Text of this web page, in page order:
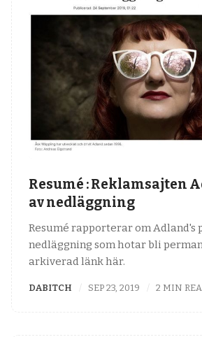
Resumé : Reklamsajten
av nedläggning
Resumé rapporterar om Adland's
nedläggning som hotar bli
arkiverad länk här.
DABITCH SEP 23, 2019 2 MIN